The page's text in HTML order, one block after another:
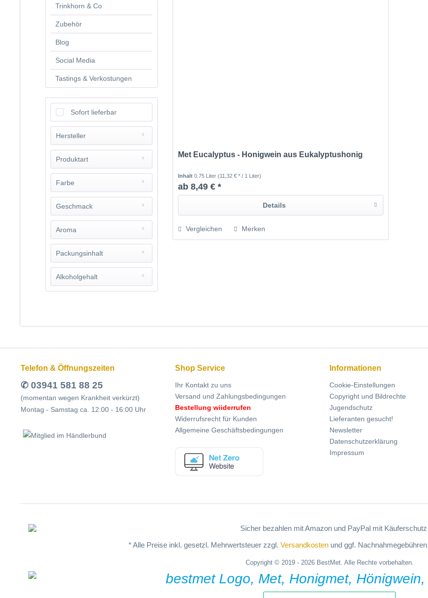
Trinkhorn & Co
Zubehör
Blog
Social Media
Tastings & Verkostungen
Sofort lieferbar
Hersteller
Honig-Met
Produktart
sortenreiner Met
Farbe
Geschmack
aromatisch
lieblich
würzig
Aroma
Eukalyptus
Honig pur
Packungsinhalt
Alkoholgehalt
Met Eucalyptus - Honigwein aus Eukalyptushonig
Inhalt0.75 Liter(11,32 € * / 1 Liter)
ab 8,49 € *
Details
Vergleichen Merken
Telefon & Öffnungszeiten
✆ 03941 581 88 25
(momentan wegen Krankheit verkürzt)
Montag - Samstag ca. 12:00 - 16:00 Uhr
Shop Service
Ihr Kontakt zu uns
Versand und Zahlungsbedingungen
Bestellung wiiderrufen
Widerrufsrecht für Kunden
Allgemeine Geschäftsbedingungen
Informationen
Cookie-Einstellungen
Copyright und Bildrechte
Jugendschutz
Lieferanten gesucht!
Newsletter
Datenschutzerklärung
Impressum
* Alle Preise inkl. gesetzl. Mehrwertsteuer zzgl. Versandkosten und ggf.
Copyright © 2019 - 2026 BestMet. Alle Rechte vorbehalten.